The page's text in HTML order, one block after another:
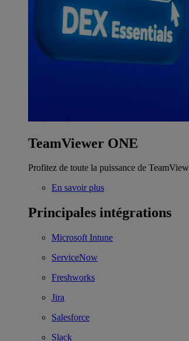
TeamViewer ONE
Profitez de toute la puissance de
En savoir plus
Principales intégrations
Microsoft Intune
ServiceNow
Freshworks
Jira
Salesforce
Slack